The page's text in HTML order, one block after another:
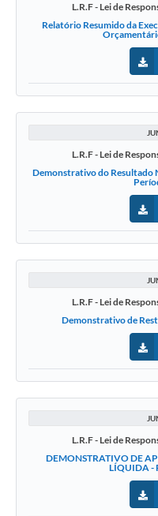
L.R.F - Lei de
Relatório Resumido da
L.R.F - Lei de
Demonstrativo do Resultado
L.R.F - Lei de
Demonstrativo de
L.R.F - Lei de
DEMONSTRATIVO DE
LÍQUIDA -